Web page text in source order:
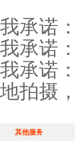
我承诺
我承诺
我承诺
地拍摄
其他服务